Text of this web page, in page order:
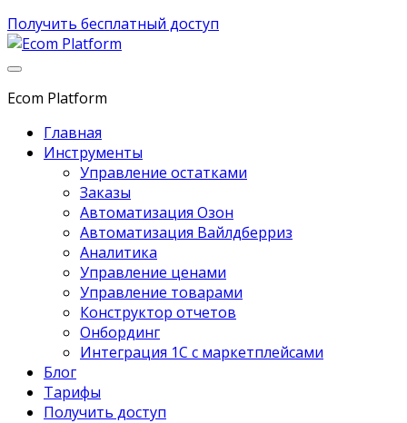
Получить бесплатный доступ
Ecom Platform
Главная
Инструменты
Управление остатками
Заказы
Автоматизация Озон
Автоматизация Вайлдберриз
Аналитика
Управление ценами
Управление товарами
Конструктор отчетов
Онбординг
Интеграция 1С с маркетплейсами
Блог
Тарифы
Получить доступ